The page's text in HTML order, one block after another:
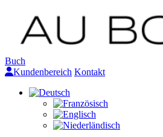
Buch
Kundenbereich Kontakt